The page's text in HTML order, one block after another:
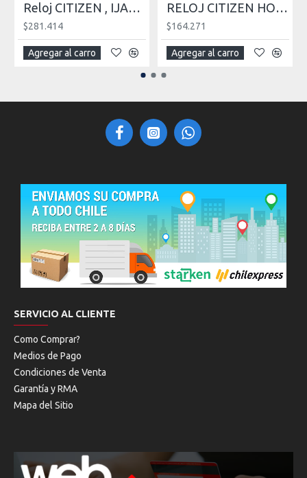
Reloj CITIZEN , IJAN8163-54P CHRONO QUARTZ
$281.414
Agregar al carro
RELOJ CITIZEN HOMBRE , IJBI1054-80E
$164.271
Agregar al carro
SERVICIO AL CLIENTE
Como Comprar?
Medios de Pago
Condiciones de Venta
Garantía y RMA
Mapa del Sitio